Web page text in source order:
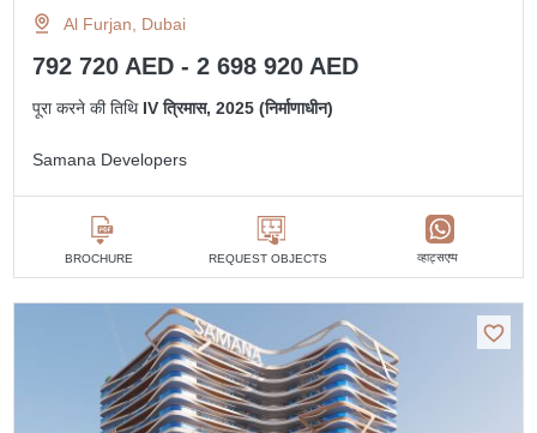
Al Furjan, Dubai
792 720 AED - 2 698 920 AED
पूरा करने की तिथि IV त्रिमास, 2025 (निर्माणाधीन)
Samana Developers
BROCHURE REQUEST OBJECTS व्हाट्सएप्प